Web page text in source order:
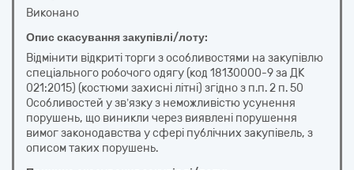
Виконано
Опис скасування закупівлі/лоту:
Відмінити відкриті торги з особливостями на закупівлю
спеціального робочого одягу (код 18130000-9 за ДК
021:2015) (костюми захисні літні) згідно з п.п. 2 п. 50
Особливостей у зв’язку з неможливістю усунення
порушень, що виникли через виявлені порушення
вимог законодавства у сфері публічних закупівель, з
описом таких порушень.